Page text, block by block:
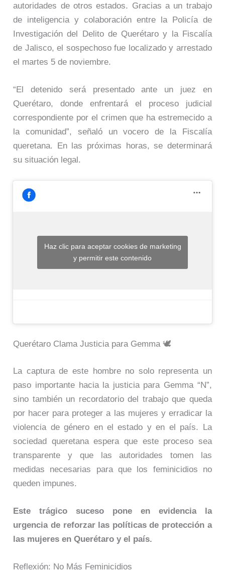
autoridades de otros estados. Gracias a un trabajo
de inteligencia y colaboración entre la Policía de
Investigación del Delito de Querétaro y la Fiscalía
de Jalisco, el sospechoso fue localizado y arrestado
el martes 5 de noviembre.
“El detenido será presentado ante un juez en
Querétaro, donde enfrentará el proceso judicial
correspondiente por el crimen que ha estremecido a
la comunidad”, señaló un vocero de la Fiscalía
queretana. En las próximas horas, se determinará
su situación legal.
Haz clic para aceptar cookies de marketing
y permitir este contenido
Querétaro Clama Justicia para Gemma 🕊️
La captura de este hombre no solo representa un
paso importante hacia la justicia para Gemma “N”,
sino también un recordatorio del trabajo que queda
por hacer para proteger a las mujeres y erradicar la
violencia de género en el estado y en el país. La
sociedad queretana espera que este proceso sea
transparente y que las autoridades tomen las
medidas necesarias para que los feminicidios no
queden impunes.
Este trágico suceso pone en evidencia la
urgencia de reforzar las políticas de protección a
las mujeres en Querétaro y el país.
Reflexión: No Más Feminicidios